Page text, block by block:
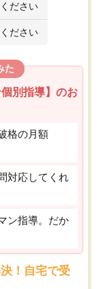
ださい
ださい
た
別指導】のお
格の月額
対応してくれ
ン指導。だか
！自宅で受